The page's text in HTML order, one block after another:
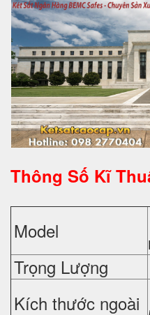
Thông Số Kĩ
Model
Trọng Lượng
Kích thước ngoài